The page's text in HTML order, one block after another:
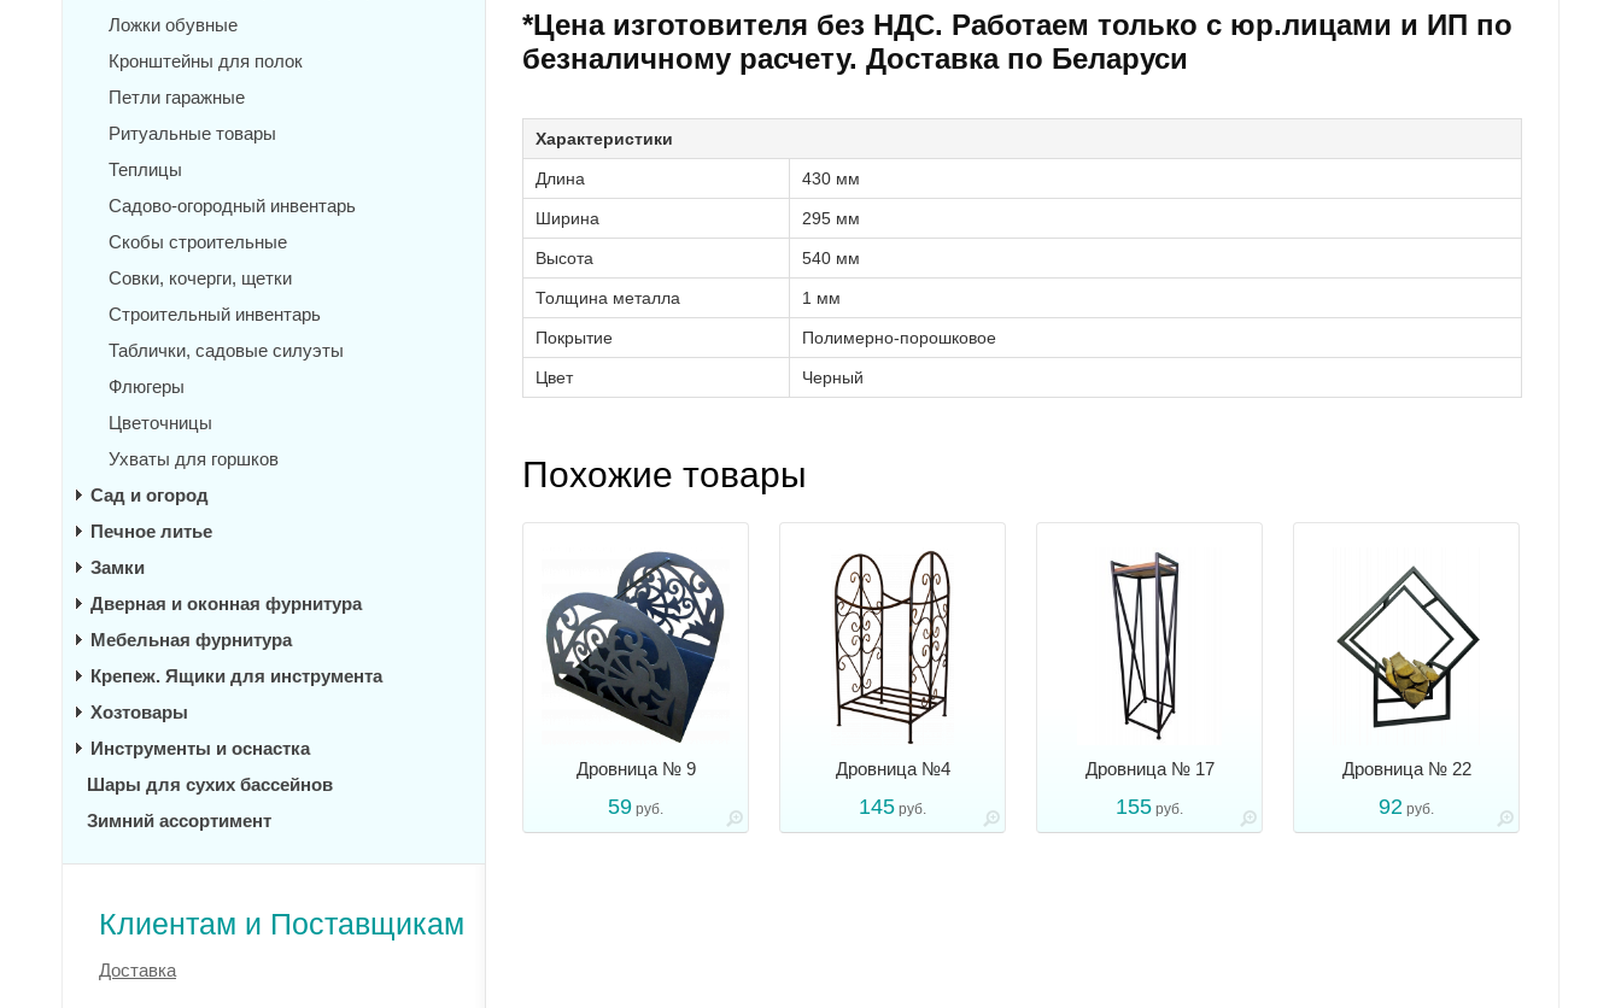
*Цена изготовителя без НДС. Работаем только с юр.лицами и ИП по
безналичному расчету. Доставка по Беларуси
Характеристики
Длина 430 мм
Ширина 295 мм
Высота 540 мм
Толщина металла 1 мм
Покрытие Полимерно-порошковое
Цвет Черный
Похожие товары
Дровница № 9
59 руб.
Дровница №4
145 руб.
Дровница № 17
155 руб.
Дровница № 22
92 руб.
Ложки обувные
Кронштейны для полок
Петли гаражные
Ритуальные товары
Теплицы
Садово-огородный инвентарь
Скобы строительные
Совки, кочерги, щетки
Строительный инвентарь
Таблички, садовые силуэты
Флюгеры
Цветочницы
Ухваты для горшков
Сад и огород
Печное литье
Замки
Дверная и оконная фурнитура
Мебельная фурнитура
Крепеж. Ящики для инструмента
Хозтовары
Инструменты и оснастка
Шары для сухих бассейнов
Зимний ассортимент
Клиентам и Поставщикам
Доставка